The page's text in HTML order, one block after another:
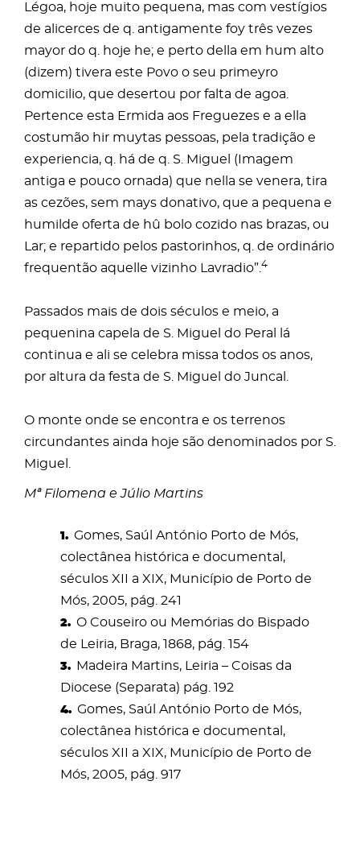
Légoa, hoje muito pequena, mas com vestígios
de alicerces de q. antigamente foy três vezes
mayor do q. hoje he; e perto della em hum alto
(dizem) tivera este Povo o seu primeyro
domicilio, que desertou por falta de agoa.
Pertence esta Ermida aos Freguezes e a ella
costumão hir muytas pessoas, pela tradição e
experiencia, q. há de q. S. Miguel (Imagem
antiga e pouco ornada) que nella se venera, tira
as cezões, sem mays donativo, que a pequena e
humilde oferta de hû bolo cozido nas brazas, ou
Lar; e repartido pelos pastorinhos, q. de ordinário
frequentão aquelle vizinho Lavradio”. 4
Passados mais de dois séculos e meio, a
pequenina capela de S. Miguel do Peral lá
continua e ali se celebra missa todos os anos,
por altura da festa de S. Miguel do Juncal.
O monte onde se encontra e os terrenos
circundantes ainda hoje são denominados por S.
Miguel.
Mª Filomena e Júlio Martins
Gomes, Saúl António Porto de Mós,
colectânea histórica e documental,
séculos XII a XIX, Município de Porto de
Mós, 2005, pág. 241
O Couseiro ou Memórias do Bispado
de Leiria, Braga, 1868, pág. 154
Madeira Martins, Leiria – Coisas da
Diocese (Separata) pág. 192
Gomes, Saúl António Porto de Mós,
colectânea histórica e documental,
séculos XII a XIX, Município de Porto de
Mós, 2005, pág. 917